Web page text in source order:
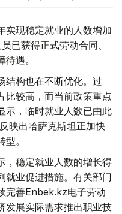
实现稳定就业的人数增加
已获得正式劳动合同、
遇。
结构也在不断优化。过
比较高，而当前政策重点
示，临时就业人数已由此
映出哈萨克斯坦正加快
。
，稳定就业人数的增长得
就业促进措施。有关部门
完善Enbek.kz电子劳动
发展实际需求推出职业技